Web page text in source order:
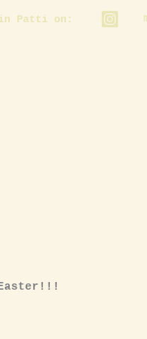
Patti on: